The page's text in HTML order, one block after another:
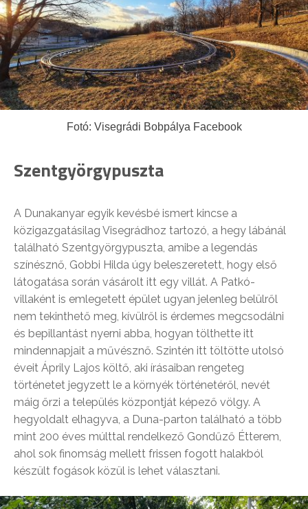
Fotó: Visegrádi Bobpálya Facebook
Szentgyörgypuszta
A Dunakanyar egyik kevésbé ismert kincse a
közigazgatásilag Visegrádhoz tartozó, a hegy lábánál
található Szentgyörgypuszta, amibe a legendás
színésznő, Gobbi Hilda úgy beleszeretett, hogy első
látogatása során vásárolt itt egy villát. A Patkó-
villaként is emlegetett épület ugyan jelenleg belülről
nem tekinthető meg, kívülről is érdemes megcsodálni
és bepillantást nyerni abba, hogyan tölthette itt
mindennapjait a művésznő. Szintén itt töltötte utolsó
éveit Áprily Lajos költő, aki írásaiban rengeteg
történetet jegyzett le a környék történetéről, nevét
máig őrzi a település központját képező völgy. A
hegyoldalt elhagyva, a Duna-parton található a több
mint 200 éves múlttal rendelkező Gondűző Étterem,
ahol sok finomság mellett frissen fogott halakból
készült fogások közül is lehet választani.